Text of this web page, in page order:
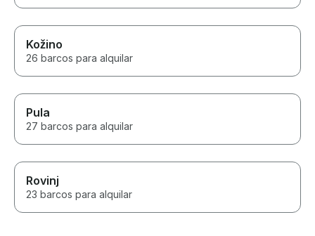
Kožino
26 barcos para alquilar
Pula
27 barcos para alquilar
Rovinj
23 barcos para alquilar